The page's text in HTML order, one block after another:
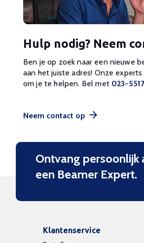
Hulp nodig? Neem
Ben je op zoek naar een nieuwe
aan het juiste adres! Onze
om je te helpen. Bel met 023-
Neem contact op
Ontvang persoonlijk
een Beamer Expert.
Klantenservice